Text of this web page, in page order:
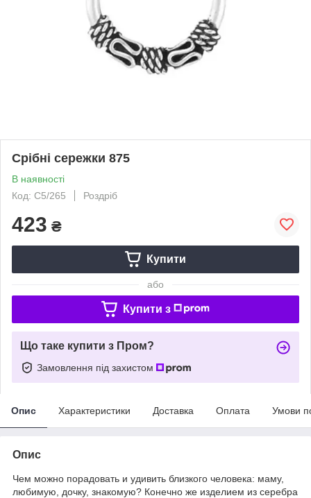
Срібні сережки 875
В наявності
Код: С5/265
Роздріб
423 ₴
Купити
або
Купити з
Що таке купити з Пром?
Замовлення під захистом
Опис Характеристики Доставка Оплата Умови
Опис
Чем можно порадовать и удивить близкого человека: маму,
любимую, дочку, знакомую? Конечно же изделием из серебра